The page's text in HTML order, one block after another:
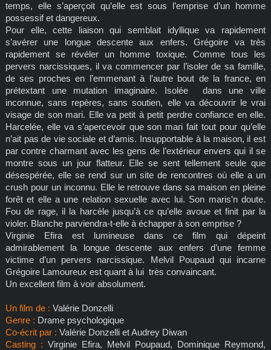
temps, elle s’aperçoit qu’elle est sous l’emprise d’un homme
possessif et dangereux.
Pour elle, cette liaison qui semblait idyllique va rapidement
s’avérer une longue descente aux enfers. Grégoire va très
rapidement se révéler un homme toxique. Comme tous les
pervers narcissiques, il va commencer par l’isoler de sa famille,
de ses proches en l’emmenant à l’autre bout de la france, en
prétextant une mutation imaginaire. Isolée dans une ville
inconnue, sans repères, sans soutien, elle va découvrir le vrai
visage de son mari. Elle va petit à petit perdre confiance en elle.
Harcelée, elle va s’apercevoir que son mari fait tout pour qu’elle
n’ait pas de vie sociale et d’amis. Insupportable à la maison, il est
par contre charmant avec les gens de l’extérieur envers qui il se
montre sous un jour flatteur. Elle se sent tellement seule que
désespérée, elle se rend sur un site de rencontres où elle a un
crush pour un inconnu. Elle le retrouve dans sa maison en pleine
forêt et elle a une relation sexuelle avec lui. Son maris’n doute.
Fou de rage, il la harcèle jusqu’à ce qu’elle avoue et finit par la
violer. Blanche parviendra-t-elle à échapper à son emprise ?
Virginie Efira est lumineuse dans ce film qui dépeint
admirablement la longue descente aux enfers d’une femme
victime d’un pervers narcissique. Melvil Poupaud qui incarne
Grégoire Lamoureux est quant à lui très convaincant.
Un excellent film à voir absolument.
Un film de : Valérie Donzelli
Genre : Drame psychologique
Co-écrit par : Valérie Donzelli et Audrey Diwan
Casting : Virginie Efira, Melvil Poupaud, Dominique Reymond,